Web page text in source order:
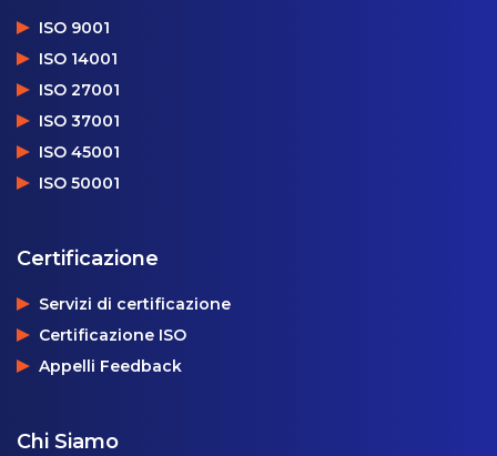
ISO 9001
ISO 14001
ISO 27001
ISO 37001
ISO 45001
ISO 50001
Certificazione
Servizi di certificazione
Certificazione ISO
Appelli Feedback
Chi Siamo